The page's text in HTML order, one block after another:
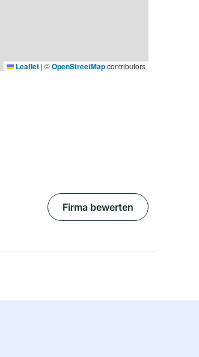
Leaflet | ©OpenStreetMapcontributors
Firma bewerten